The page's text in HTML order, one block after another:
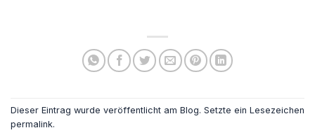
Dieser Eintrag wurde veröffentlicht am Blog. Setzte ein Lesezeichen
permalink.